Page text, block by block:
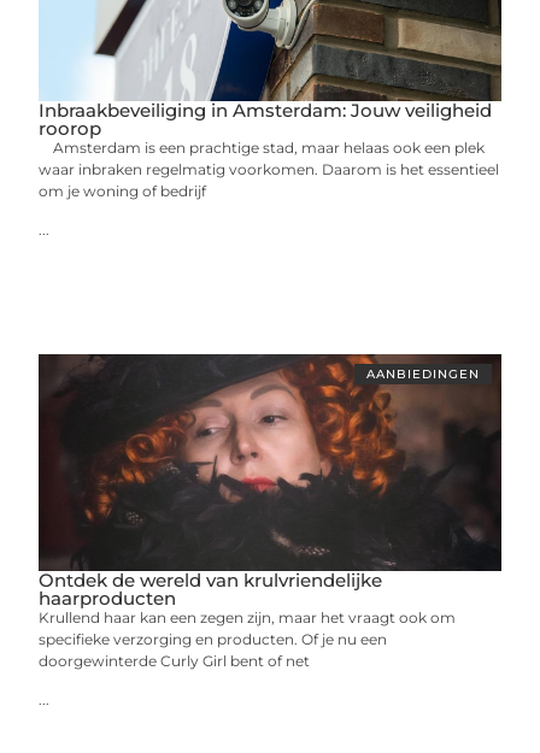
Inbraakbeveiliging in Amsterdam: Jouw veiligheid
roorop
Amsterdam is een prachtige stad, maar helaas ook een plek
waar inbraken regelmatig voorkomen. Daarom is het essentieel
om je woning of bedrijf
...
AANBIEDINGEN
Ontdek de wereld van krulvriendelijke
haarproducten
Krullend haar kan een zegen zijn, maar het vraagt ook om
specifieke verzorging en producten. Of je nu een
doorgewinterde Curly Girl bent of net
...